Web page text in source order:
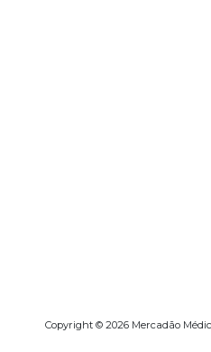
Copyright © 2026 Mercadão